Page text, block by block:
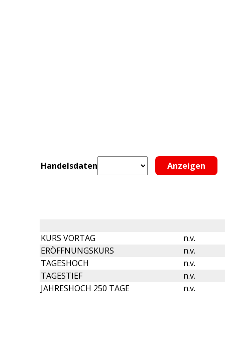
Handelsdaten
KURS VORTAG
n.v.
ERÖFFNUNGSKURS
n.v.
TAGESHOCH
n.v.
TAGESTIEF
n.v.
JAHRESHOCH 250 TAGE
n.v.